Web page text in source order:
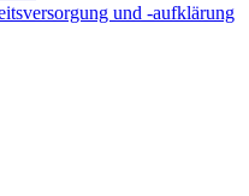
und -aufklärung